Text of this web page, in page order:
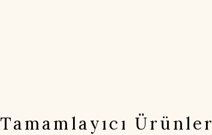
Tamamlayıcı Ürünler